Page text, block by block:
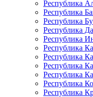
Республика
Республика
Республика
Республика
Республика
Республика
Республика
Республика
Республика
Республика
Республика